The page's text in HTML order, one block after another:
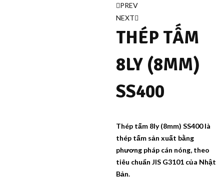
Điều
hướng
bài
PREV
NEXT
THÉP TẤM
8LY (8MM)
SS400
Thép tấm 8ly (8mm) SS400 là
thép tấm sản xuất bằng
phương pháp cán nóng, theo
tiêu chuẩn JIS G3101 của Nhật
Bản.